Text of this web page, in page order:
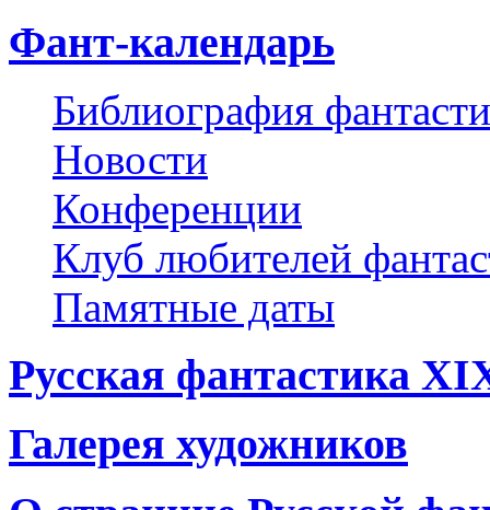
Фант-календарь
Библиография
Новости
Конференции
Клуб любителей
Памятные даты
Русская фантастика
Галерея художников